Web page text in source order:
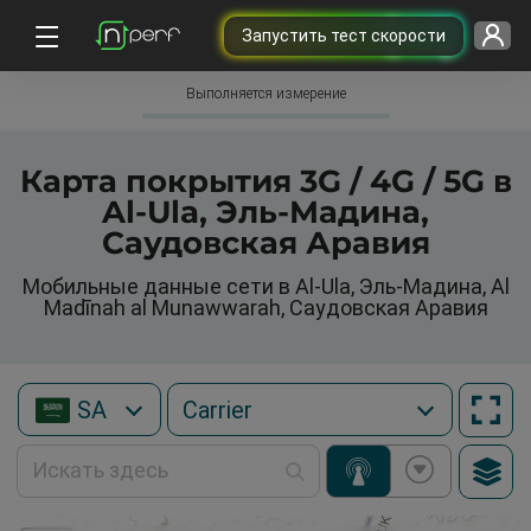
Запустить тест скорости
Выполняется измерение
Карта покрытия 3G / 4G / 5G в
Al-Ula, Эль-Мадина,
Саудовская Аравия
Мобильные данные сети в Al-Ula, Эль-Мадина, Al
Madīnah al Munawwarah, Саудовская Аравия
SA